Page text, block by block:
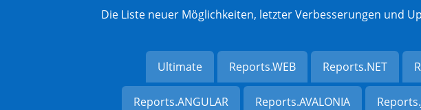
Die Liste neuer Möglichkeiten, letzter Verbesserungen und
Ultimate Reports.WEB Reports.NET
Reports.ANGULAR Reports.AVALONIA